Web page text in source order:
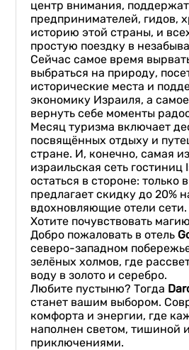
центр внимания,
предпринимателей, гидов,
историю этой страны, и
простую поездку в
Сейчас самое время
выбраться на природу,
исторические места и
экономику Израиля, а
вернуть себе моменты
Месяц туризма включает
посвящённых отдыху и
стране. И, конечно, самая
израильская сеть гостиниц
остаться в стороне: только
предлагает скидку до 20%
вдохновляющие отели сети.
Хотите почувствовать
Добро пожаловать в отель
северо-западном
зелёных холмов, где
воду в золото и серебро.
Любите пустыню? Тогда
станет вашим выбором.
комфорта и энергии, где
наполнен светом, тишиной и
приключениями.